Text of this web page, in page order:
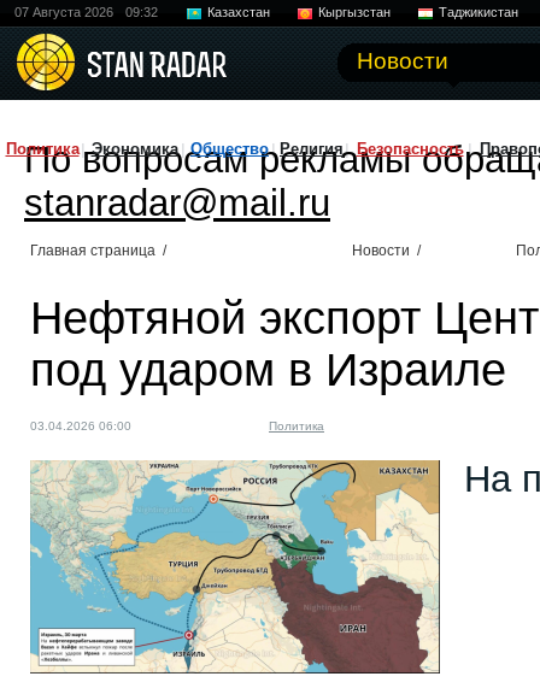
07 Августа 2026 09:32 Казахстан Кыргызстан Таджикистан
Новости
Политика Экономика Общество Религия Безопасность
По вопросам рекламы
stanradar@mail.ru
Главная страница / Новости /
Нефтяной экспорт
под ударом в Израиле
03.04.2026 06:00 Политика
На